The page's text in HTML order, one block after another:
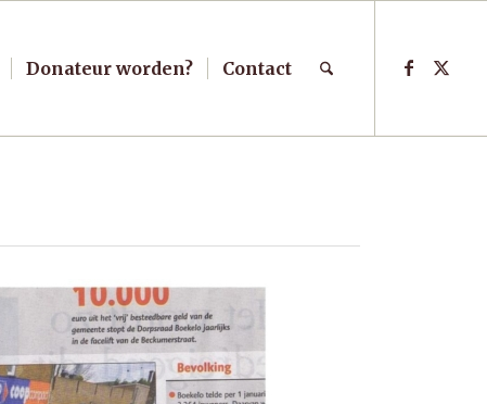
Donateur worden? Contact